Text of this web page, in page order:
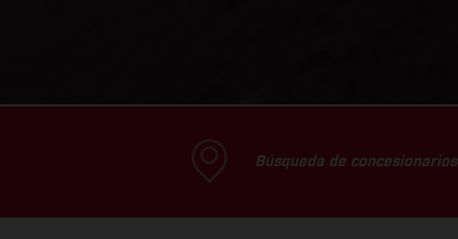
Búsqueda de concesionarios